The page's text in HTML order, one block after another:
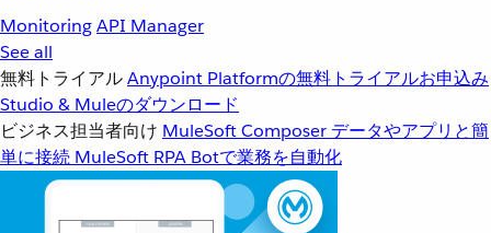
MonitoringAPI Manager
See all
無料トライアルAnypoint Platformの無料トライアルお申込み
Studio & Muleのダウンロード
ビジネス担当者向け MuleSoft Composer データやアプリと簡
単に接続 MuleSoft RPA Botで業務を自動化